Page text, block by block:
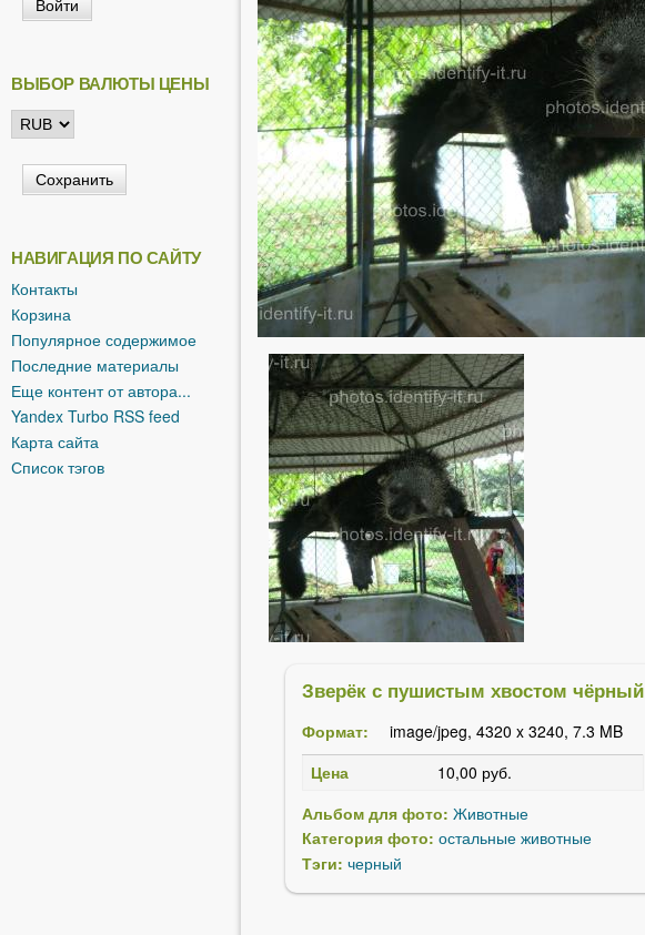
ь
Зверёк с пушистым хвостом чёрный
Формат:
image/jpeg, 4320 x 3240, 7.3 MB
Цена
10,00 руб.
Альбом для фото: Животные
Категория фото: остальные животные
Тэги: черный
ВЫБОР ВАЛЮТЫ ЦЕНЫ
НАВИГАЦИЯ ПО САЙТУ
Контакты
Корзина
Популярное содержимое
Последние материалы
Еще контент от автора...
Yandex Turbo RSS feed
Карта сайта
Список тэгов